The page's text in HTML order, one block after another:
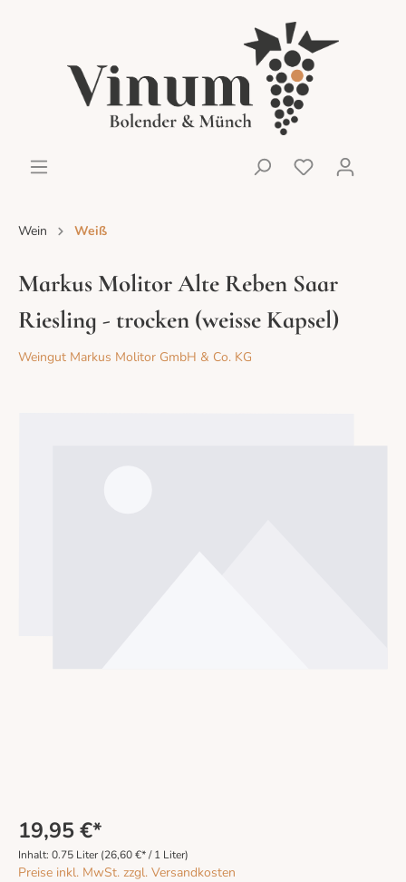
Wein Weiß
Markus Molitor Alte Reben Saar
Riesling - trocken (weisse Kapsel)
Weingut Markus Molitor GmbH & Co. KG
19,95 €*
Inhalt: 0.75 Liter (26,60 €* / 1 Liter)
Preise inkl. MwSt. zzgl. Versandkosten